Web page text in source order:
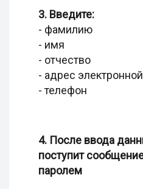
3. Введите:
- фамилию
- имя
- отчество
- адрес
- телефон
4. После ввода
поступит
паролем